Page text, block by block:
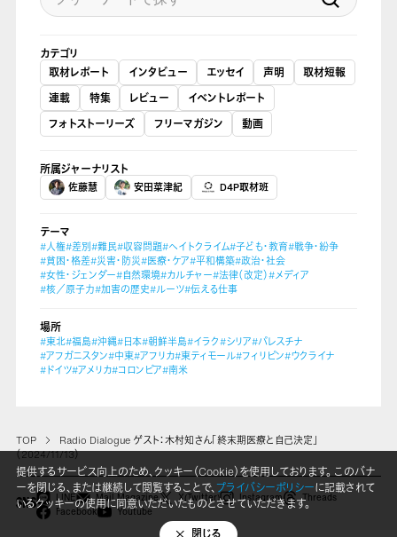
カテゴリ
取材レポート
インタビュー エッセイ 声明
取材短報
連載
特集 レビュー
イベントレポート
フォトストーリーズ
フリーマガジン 動画
所属ジャーナリスト
佐藤慧 安田菜津紀 D4P取材班
テーマ
#人権#差別#難民#収容問題#ヘイトクライム#子ども・教育#戦争・紛争
#貧困・格差#災害・防災#医療・ケア#平和構築#政治・社会
#女性・ジェンダー#自然環境#カルチャー#法律（改定）#メディア
#核／原子力#加害の歴史#ルーツ#伝える仕事
場所
#東北#福島#沖縄#日本#朝鮮半島#イラク#シリア#パレスチナ
#アフガニスタン#中東#アフリカ#東ティモール#フィリピン#ウクライナ
#ドイツ#アメリカ#コロンビア#南米
TOP
Radio Dialogue ゲスト：木村知さん「終末期医療と自己決定」
（2024/11/13）
SNS LINE Mail Magazine X(Twitter) Instagram
Threads
Facebook
Youtube
提供するサービス向上のため、クッキー（Cookie）を使用しております。 このバナ
ーを閉じる、または継続して閲覧することで、プライバシーポリシーに記載されて
いるクッキーの使用に同意いただいたものとさせていただきます。
閉じる